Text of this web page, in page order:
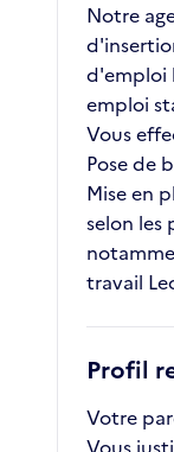
Notre
d'emploi
emploi
Vous
Pose de
Mise en
selon les
travail
Profil
Votre